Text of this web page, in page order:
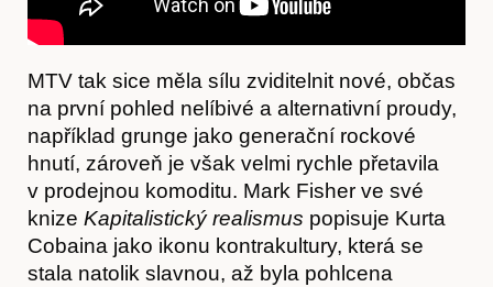
MTV tak sice měla sílu zviditelnit nové, občas
na první pohled nelíbivé a alternativní proudy,
například grunge jako generační rockové
hnutí, zároveň je však velmi rychle přetavila
v prodejnou komoditu. Mark Fisher ve své
knize Kapitalistický realismus popisuje Kurta
Cobaina jako ikonu kontrakultury, která se
stala natolik slavnou, až byla pohlcena